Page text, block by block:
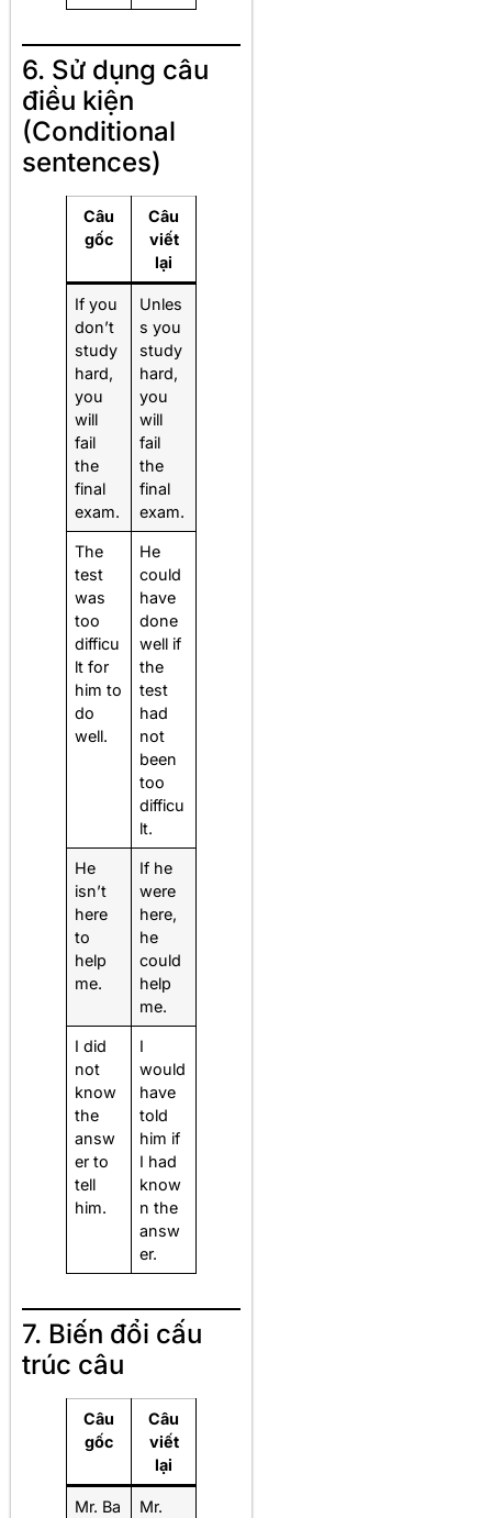
6. Sử dụng câu
điều kiện
(Conditional
sentences)
Câu
gốc
Câu
viết
lại
If you
don’t
study
hard,
you
will
fail
the
final
exam.
Unles
s you
study
hard,
you
will
fail
the
final
exam.
The
test
was
too
difficu
lt for
him to
do
well.
He
could
have
done
well if
the
test
had
not
been
too
difficu
lt.
He
isn’t
here
to
help
me.
If he
were
here,
he
could
help
me.
I did
not
know
the
answ
er to
tell
him.
I
would
have
told
him if
I had
know
n the
answ
er.
7. Biến đổi cấu
trúc câu
Câu
gốc
Câu
viết
lại
Mr. Ba Mr.